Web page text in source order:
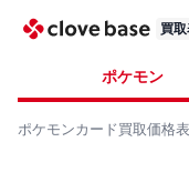
買
ポケモン
ポケモンカード買取価格表